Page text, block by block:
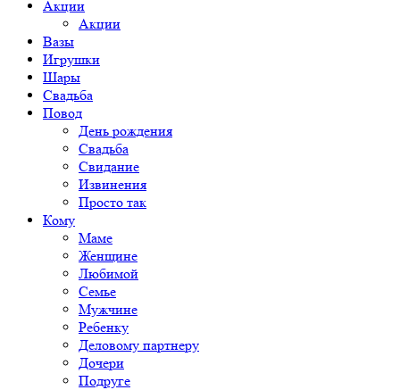
Акции
Акции
Вазы
Игрушки
Шары
Свадьба
Повод
День рождения
Свадьба
Свидание
Извинения
Просто так
Кому
Маме
Женщине
Любимой
Семье
Мужчине
Ребенку
Деловому партнеру
Дочери
Подруге